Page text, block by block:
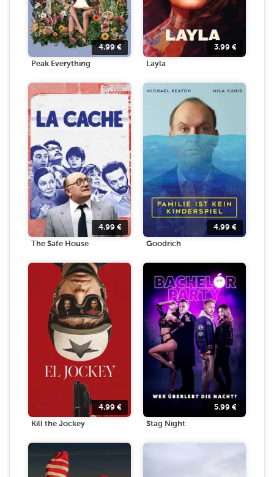
4.99€
Peak Everything
3.99 €
Layla
4.99 €
The Safe House
4.99 €
Goodrich
4.99 €
Kill the Jockey
5.99 €
Stag Night